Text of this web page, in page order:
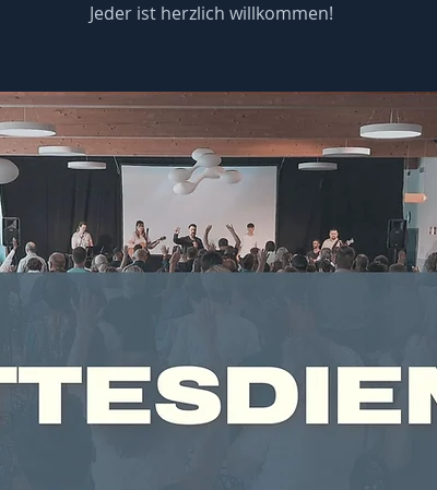
Jeder ist herzlich willkommen!